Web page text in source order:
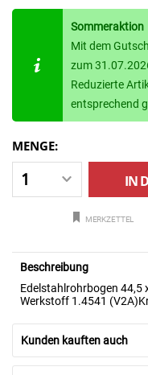
Sommeraktion
Mit dem
zum
Reduzierte
entsprechend
MENGE:
IN
MERKZETTEL
Beschreibung
Edelstahlrohrbogen 44,5
Werkstoff 1.4541
Kunden kauften auch